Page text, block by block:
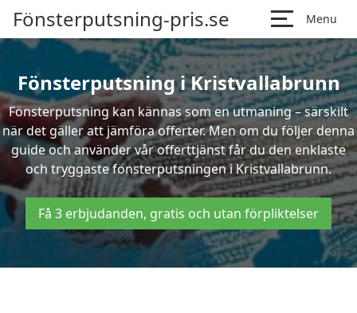
Fönsterputsning-pris.se Menu
Fönsterputsning i Kristvallabrunn
Fönsterputsning kan kännas som en utmaning – särskilt
när det gäller att jämföra offerter. Men om du följer denna
guide och använder vår offerttjänst får du den enklaste
och tryggaste fönsterputsningen i Kristvallabrunn.
Få 3 erbjudanden, gratis och utan förpliktelser